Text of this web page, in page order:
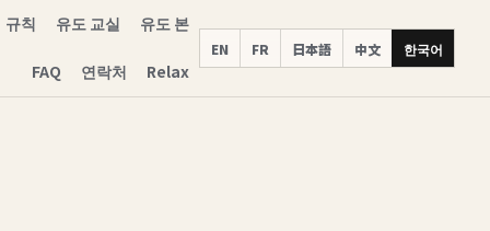
규칙 유도 교실 유도 본
FAQ 연락처 Relax
EN FR 日本語 中文 한국어